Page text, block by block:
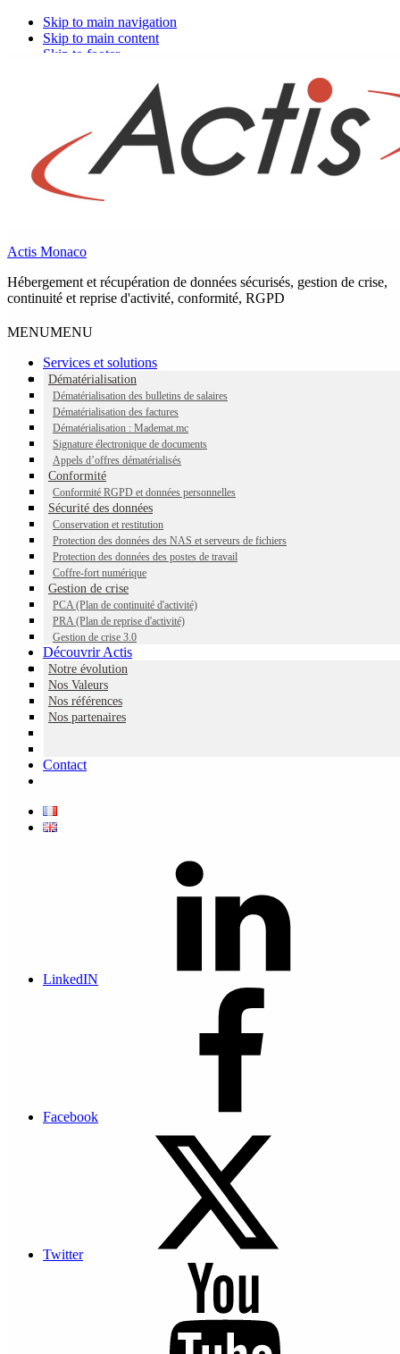
Skip to main navigation
Skip to main content
Skip to footer
Actis Monaco
Hébergement et récupération de données sécurisés, gestion de crise,
continuité et reprise d'activité, conformité, RGPD
MENUMENU
Services et solutions
Dématérialisation
Dématérialisation des bulletins de salaires
Dématérialisation des factures
Dématérialisation : Mademat.mc
Signature électronique de documents
Appels d’offres dématérialisés
Conformité
Conformité RGPD et données personnelles
Sécurité des données
Conservation et restitution
Protection des données des NAS et serveurs de fichiers
Protection des données des postes de travail
Coffre-fort numérique
Gestion de crise
PCA (Plan de continuité d'activité)
PRA (Plan de reprise d'activité)
Gestion de crise 3.0
Découvrir Actis
Notre évolution
Nos Valeurs
Nos références
Nos partenaires
Contact
LinkedIN
Facebook
Twitter
Dématérialisation : Gestion electronique
des documents ou Coffre-fort Numérique
Qu'est ce qu'un coffre-fort numérique ?
Il s'agit d'un espace d’archivage numérique
personnel hautement sécurisé. Le coffre-fort
numérique est un service tiers de confiance
Le coffre-fort numérique dispose d’un haut niveau de
sécurité et de traçabilité qui lui permet de conférer une
valeur probanteaux documents archivés. Les fichiers
déposés sont exclusivement accessibles pour les
utilisateurs identifiés comme propriétaires du coffre.
Quelles sont les applications concrètes d'un coffre-
Archiver des fichiers numériques avec une valeur probante
d'un web service par connexion API
Tracer l'ensemble des dépôts de documents effectués
Signer nativement tous les documents déposés
Garantir la confidentialité des documents
plusieurs utilisateurs identifiés
Proposer un versionning d'un même document
être une plateforme de travail collaboratif
Indexer des documents
Alimenter une GED en documents
Permettre la modification de documents
En savoir plus sur le Coffre-fort numérique